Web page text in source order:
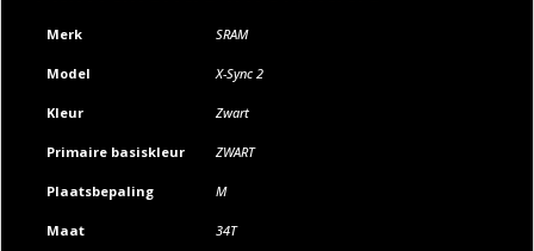
Merk SRAM
Model X-Sync 2
Kleur Zwart
Primaire basiskleur ZWART
Plaatsbepaling M
Maat 34T